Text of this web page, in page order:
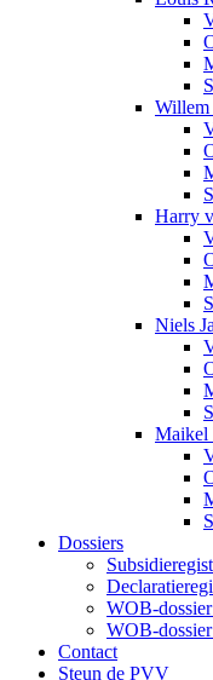
Harry
Niels
Maikel
Dossiers
WOB-
WOB-
Contact
Steun de PVV